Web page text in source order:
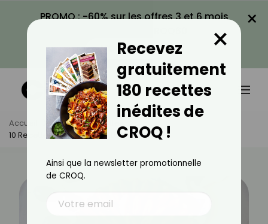
PROMO : -60% sur les offres 3 et 6 mois
VOIR LA PROMO
×
Accueil Actus
Recettes
10 Recettes Pour Sublimer La Quetsche
Recevez
gratuitement
180 recettes
inédites de
CROQ !
×
Ainsi que la newsletter promotionnelle
de CROQ.